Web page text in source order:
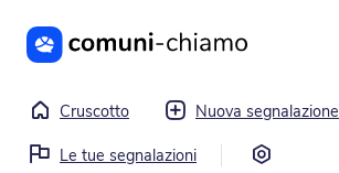
Vai al contenuto principale
Cruscotto Nuova segnalazione
Le tue segnalazioni